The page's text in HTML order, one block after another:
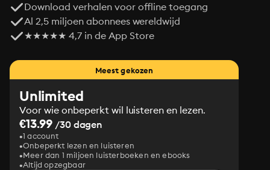
Download verhalen voor offline toegang
Al 2,5 miljoen abonnees wereldwijd
★★★★★ 4,7 in de App Store
Meest gekozen
Unlimited
Voor wie onbeperkt wil luisteren en lezen.
€13.99 /30 dagen
1 account
Onbeperkt lezen en luisteren
Meer dan 1 miljoen luisterboeken en ebooks
Altijd opzegbaar